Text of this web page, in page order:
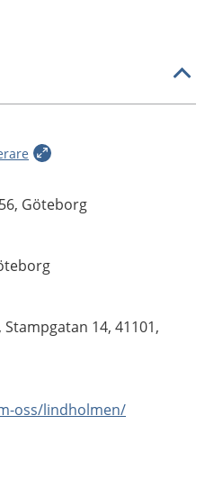
Göteborg
14, 41101,
oss/lindholmen/